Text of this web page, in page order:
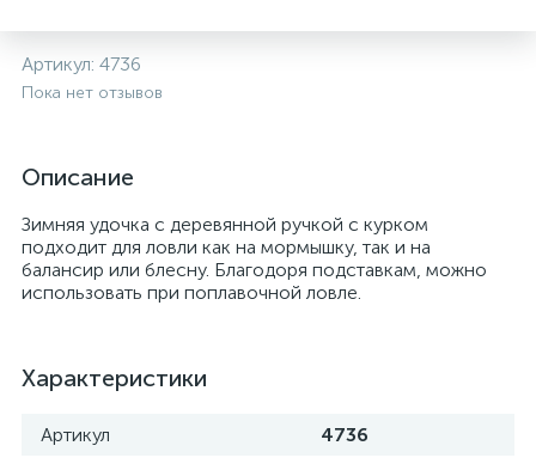
Артикул: 4736
Пока нет отзывов
Описание
Зимняя удочка с деревянной ручкой с курком
подходит для ловли как на мормышку, так и на
балансир или блесну. Благодоря подставкам, можно
использовать при поплавочной ловле.
Характеристики
Артикул
4736